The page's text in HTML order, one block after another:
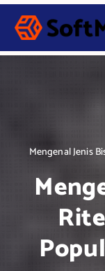
S
p
Mengenal Jenis